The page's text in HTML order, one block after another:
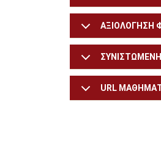
ΑΞΙΟΛΟΓΗΣΗ
URL